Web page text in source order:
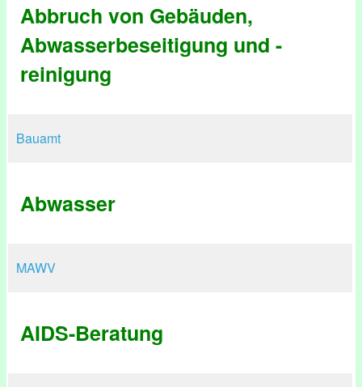
Abbruch von Gebäuden,
Abwasserbeseitigung und -
reinigung
Bauamt
Abwasser
MAWV
AIDS-Beratung